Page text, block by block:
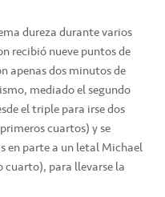
dureza durante varios
recibió nueve puntos de
apenas dos minutos de
mediado el segundo
el triple para irse dos
cuartos) y se
en parte a un letal Michael
para llevarse la